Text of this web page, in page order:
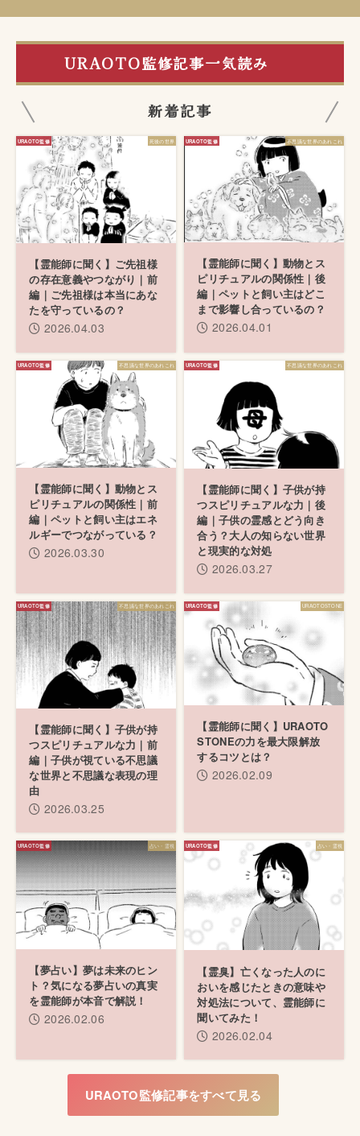
URAOTO監修記事一気読み
新着記事
死後の世界
【霊能師に聞く】ご先祖様
の存在意義やつながり｜前
編｜ご先祖様は本当にあな
たを守っているの？
2026.04.03
不思議な世界のあれこれ
【霊能師に聞く】動物とス
ピリチュアルの関係性｜後
編｜ペットと飼い主はどこ
まで影響し合っているの？
2026.04.01
不思議な世界のあれこれ
【霊能師に聞く】動物とス
ピリチュアルの関係性｜前
編｜ペットと飼い主はエネ
ルギーでつながっている？
2026.03.30
不思議な世界のあれこれ
【霊能師に聞く】子供が持
つスピリチュアルな力｜後
編｜子供の霊感とどう向き
合う？大人の知らない世界
と現実的な対処
2026.03.27
不思議な世界のあれこれ
【霊能師に聞く】子供が持
つスピリチュアルな力｜前
編｜子供が視ている不思議
な世界と不思議な表現の理
由
2026.03.25
URAOTOSTONE
【霊能師に聞く】URAOTO
STONEの力を最大限解放
するコツとは？
2026.02.09
占い・霊視
【夢占い】夢は未来のヒン
ト？気になる夢占いの真実
を霊能師が本音で解説！
2026.02.06
占い・霊視
【霊臭】亡くなった人のに
おいを感じたときの意味や
対処法について、霊能師に
聞いてみた！
2026.02.04
URAOTO監修記事をすべて見る